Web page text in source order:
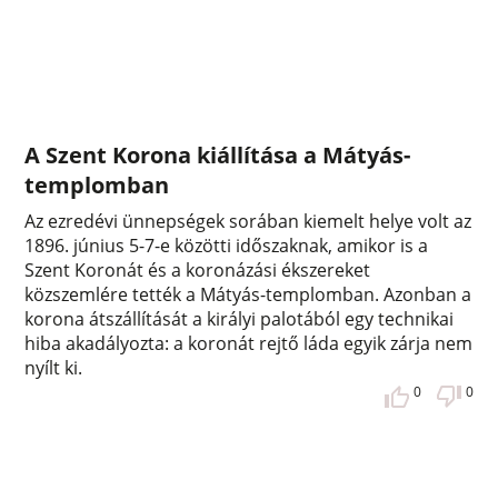
A Szent Korona kiállítása a Mátyás-
templomban
Az ezredévi ünnepségek sorában kiemelt helye volt az
1896. június 5-7-e közötti időszaknak, amikor is a
Szent Koronát és a koronázási ékszereket
közszemlére tették a Mátyás-templomban. Azonban a
korona átszállítását a királyi palotából egy technikai
hiba akadályozta: a koronát rejtő láda egyik zárja nem
nyílt ki.
0 0